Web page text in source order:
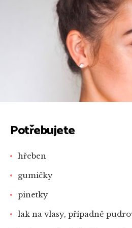
Potřebujete
hřeben
gumičky
pinetky
lak na vlasy, případně